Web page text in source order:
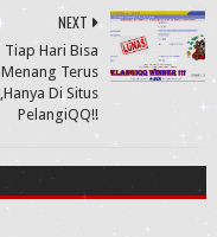
NEXT
Tiap Hari Bisa
Menang Terus
,Hanya Di Situs
PelangiQQ!!